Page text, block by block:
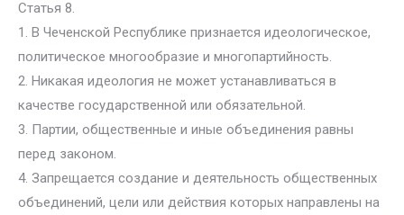
Статья 8.
1. В Чеченской Республике признается идеологическое,
политическое многообразие и многопартийность.
2. Никакая идеология не может устанавливаться в
качестве государственной или обязательной.
3. Партии, общественные и иные объединения равны
перед законом.
4. Запрещается создание и деятельность общественных
объединений, цели или действия которых направлены на